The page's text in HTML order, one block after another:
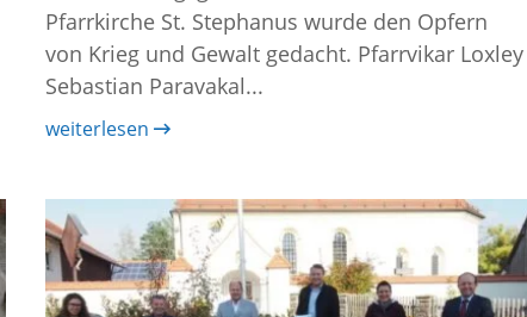
Pfarrkirche St. Stephanus wurde den Opfern
von Krieg und Gewalt gedacht. Pfarrvikar Loxley
Sebastian Paravakal...
weiterlesen